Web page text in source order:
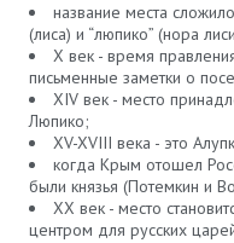
название места
(лиса) и “люпико” (нора
X век - время
письменные заметки о
XIV век - место
Люпико;
XV-XVIII века - это
когда Крым отошел
были князья (Потемкин и
XX век - место
центром для русских